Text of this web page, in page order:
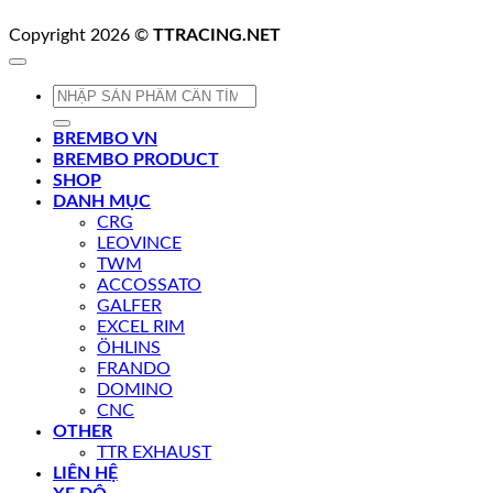
Copyright 2026 © TTRACING.NET
Tìm
BREMBO VN
BREMBO PRODUCT
SHOP
DANH MỤC
CRG
LEOVINCE
TWM
ACCOSSATO
GALFER
EXCEL RIM
ÖHLINS
FRANDO
DOMINO
CNC
OTHER
TTR EXHAUST
LIÊN HỆ